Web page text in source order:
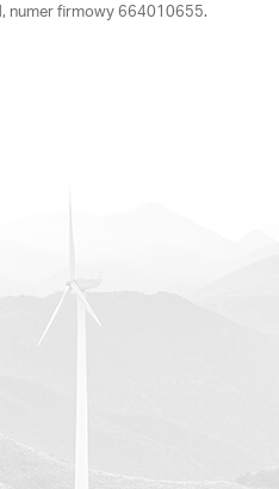
numer firmowy 664010655.